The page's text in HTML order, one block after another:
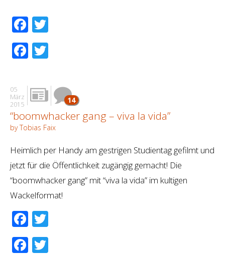
Facebook
Facebook
05
März
2015
14
“boomwhacker gang – viva la vida”
by Tobias Faix
Heimlich per Handy am gestrigen Studientag gefilmt und
jetzt für die Öffentlichkeit zugängig gemacht! Die
“boomwhacker gang” mit “viva la vida” im kultigen
Wackelformat!
Facebook
Facebook